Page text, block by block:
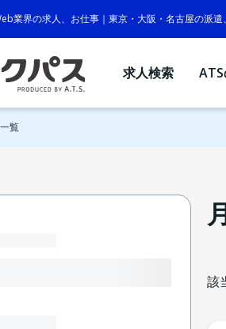
業界の求人、お仕事｜東京・大阪・名古屋の派
求人検索
覧
該